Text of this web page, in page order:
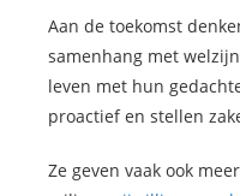
Aan de toekomst
samenhang met
leven met hun
proactief en stellen
Ze geven vaak ook